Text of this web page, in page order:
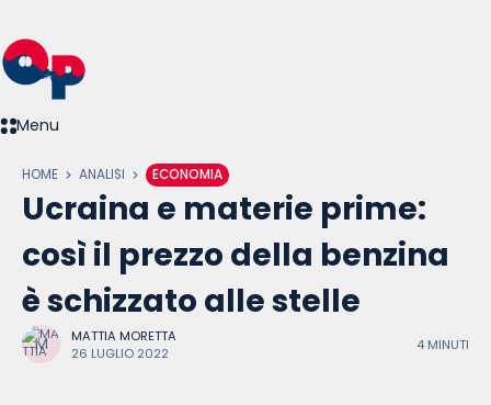
Menu
HOME ANALISI ECONOMIA
Ucraina e materie prime:
così il prezzo della benzina
è schizzato alle stelle
MATTIA MORETTA
26 LUGLIO 2022
4 MINUTI